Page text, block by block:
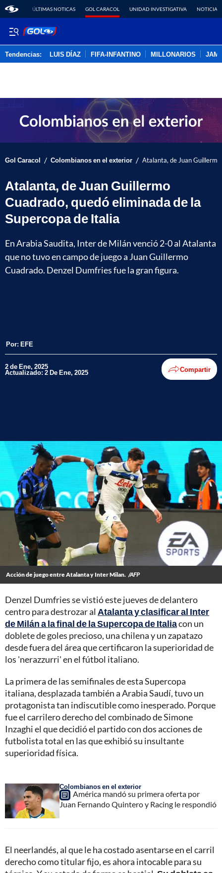
ÚLTIMAS NOTICAS GOL CARACOL UNIDAD INVESTIGATIVA NOTICIAS
Tendencias: LUIS DÍAZ FIFA-INFANTINO MILLONARIOS
Gol Caracol / Colombianos en el exterior / Atalanta, de Juan
Atalanta, de Juan Guillermo
Cuadrado, quedó eliminada de la
Supercopa de Italia
En Arabia Saudita, Inter de Milán venció 2-0 al Atalanta
que no tuvo en campo de juego a Juan Guillermo
Cuadrado. Denzel Dumfries fue la gran figura.
Por: EFE
2 de Ene, 2025
Actualizado: 2 De Ene, 2025 Compartir
Acción de juego entre Atalanta y Inter Milan. /AFP
Denzel Dumfries se vistió este jueves de delantero
centro para destrozar al Atalanta y clasificar al Inter
de Milán a la final de la Supercopa de Italiacon un
doblete de goles precioso, una chilena y un zapatazo
desde fuera del área que certificaron la superioridad de
los 'nerazzurri' en el fútbol italiano.
La primera de las semifinales de esta Supercopa
italiana, desplazada también a Arabia Saudí, tuvo un
protagonista tan indiscutible como inesperado. Porque
fue el carrilero derecho del combinado de Simone
Inzaghi el que decidió el partido con dos acciones de
futbolista total en las que exhibió su insultante
superioridad física.
Colombianos en el exterior
América mandó su primera oferta por
Juan Fernando Quintero y Racing le respondió
El neerlandés, al que le ha costado asentarse en el carril
derecho como titular fijo, es ahora intocable para su